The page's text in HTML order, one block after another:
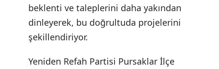
beklenti ve taleplerini daha yakından
dinleyerek, bu doğrultuda projelerini
şekillendiriyor.
Yeniden Refah Partisi Pursaklar İlçe